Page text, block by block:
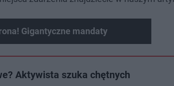
Gigantyczne mandaty
Aktywista szuka chętnych